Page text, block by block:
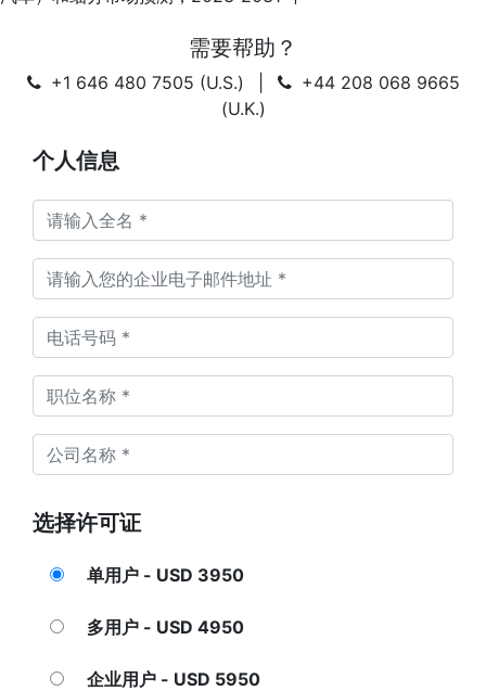
需要帮助？
+1 646 480 7505 (U.S.)
+44 208 068 9665
(U.K.)
个人信息
选择许可证
单用户 - USD 3950
多用户 - USD 4950
企业用户 - USD 5950